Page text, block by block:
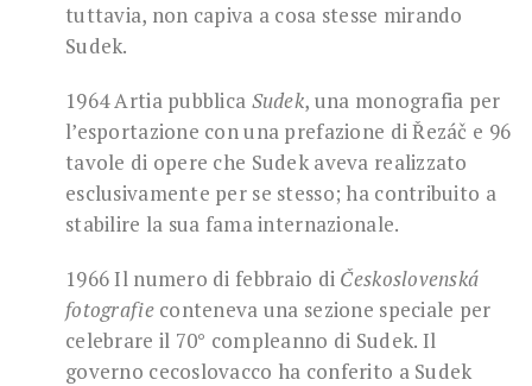
tuttavia, non capiva a cosa stesse mirando
Sudek.
1964 Artia pubblica Sudek, una monografia per
l’esportazione con una prefazione di Řezáč e 96
tavole di opere che Sudek aveva realizzato
esclusivamente per se stesso; ha contribuito a
stabilire la sua fama internazionale.
1966 Il numero di febbraio di Československá
fotografieconteneva una sezione speciale per
celebrare il 70° compleanno di Sudek. Il
governo cecoslovacco ha conferito a Sudek